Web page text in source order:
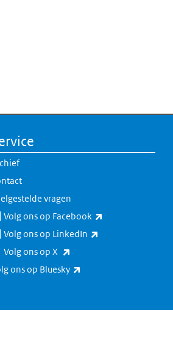
vragen
Volg ons op Facebook
Volg ons op LinkedIn
Volg ons op X
ons op Bluesky